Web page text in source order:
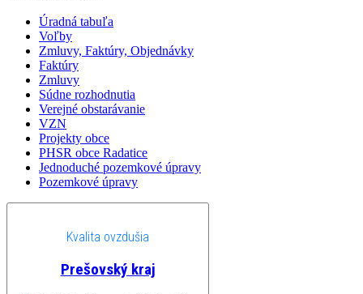
Úradná tabuľa
Voľby
Zmluvy, Faktúry, Objednávky
Faktúry
Zmluvy
Súdne rozhodnutia
Verejné obstarávanie
VZN
Projekty obce
PHSR obce Radatice
Jednoduché pozemkové úpravy
Pozemkové úpravy
Kvalita ovzdušia
Prešovský kraj